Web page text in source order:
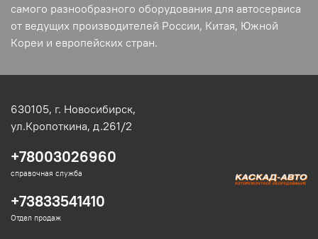
самого разнообразного оборудования для автосервиса
от ведущих производителей России, Китая, Южной
Кореи и европейских стран.
630105, г. Новосибирск,
ул.Кропоткина, д.261/2
+78003026960
справочная служба
+73833541410
Отдел продаж